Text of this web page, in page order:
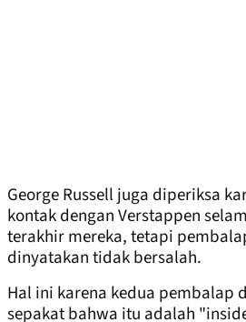
George Russell juga diperiksa
kontak dengan Verstappen
terakhir mereka, tetapi
dinyatakan tidak bersalah.
Hal ini karena kedua pembalap
sepakat bahwa itu adalah